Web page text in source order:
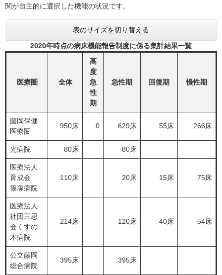
関が自主的に選択した機能の状況です。
表のサイズを切り替える
2020年時点の病床機能報告制度に係る集計結果一覧
医療圏 全体
高
度
急
性
期
急性期 回復期 慢性期
藤岡保健
医療圏
950床 0 629床 55床 266床
光病院 80床 80床
医療法人
育成会
篠塚病院
110床 20床 15床 75床
医療法人
社団三思
会くすの
木病院
214床 120床 40床 54床
公立藤岡
総合病院
395床 395床